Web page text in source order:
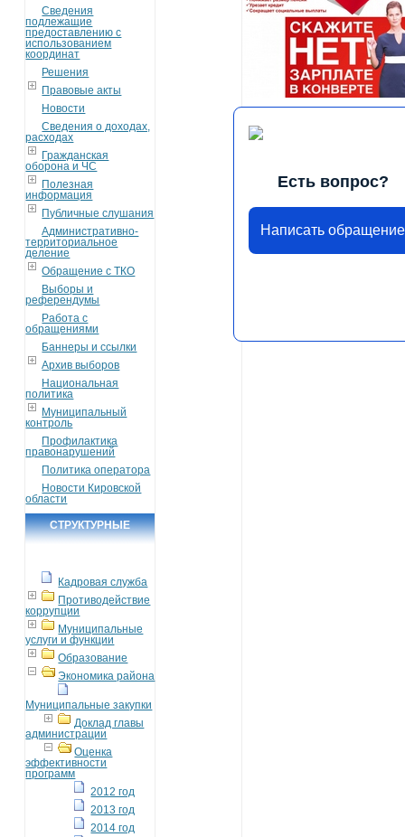
Сведения
подлежащие
предоставлению с
использованием
координат
Решения
Правовые акты
Новости
Сведения о доходах,
расходах
Гражданская
оборона и ЧС
Полезная
информация
Публичные слушания
Административно-
территориальное
деление
Обращение с ТКО
Выборы и
референдумы
Работа с
обращениями
Баннеры и ссылки
Архив выборов
Национальная
политика
Муниципальный
контроль
Профилактика
правонарушений
Политика оператора
Новости Кировской
области
СТРУКТУРНЫЕ
Кадровая служба
Противодействие
коррупции
Муниципальные
услуги и функции
Образование
Экономика района
Муниципальные закупки
Доклад главы
администрации
Оценка
эффективности
программ
2012 год
2013 год
2014 год
Есть вопрос?
Написать обращение